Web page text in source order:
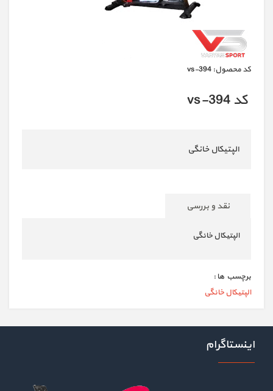
كد محصول: vs-394
کد vs-394
الپتیکال خانگی
نقد و بررسی
الپتیکال خانگی
برچسب ها :
الپتیکال خانگی
اینستاگرام